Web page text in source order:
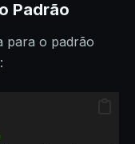
Padrão
para o padrão